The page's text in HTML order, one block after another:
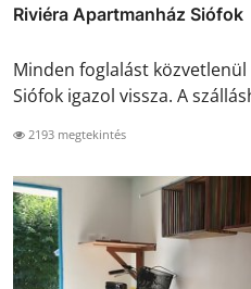
Riviéra Apartmanház Siófok
Minden foglalást
Siófok igazol vissza. A
2193 megtekintés